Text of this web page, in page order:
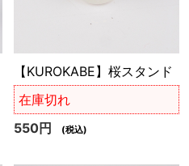
【KUROKABE】桜スタンド
在庫切れ
550円
(税込)